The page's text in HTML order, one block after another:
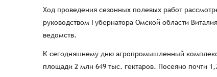
Ход проведения сезонных полевых работ
руководством Губернатора Омской области
ведомств.
К сегодняшнему дню агропромышленный
площади 2 млн 649 тыс. гектаров. Посеяно почти